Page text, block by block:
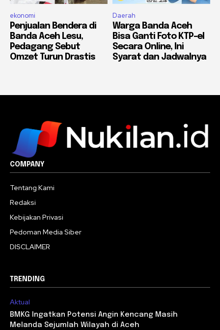
ekonomi
Penjualan Bendera di
Banda Aceh Lesu,
Pedagang Sebut
Omzet Turun Drastis
Daerah
Warga Banda Aceh
Bisa Ganti Foto KTP-el
Secara Online, Ini
Syarat dan Jadwalnya
COMPANY
Tentang Kami
Redaksi
Kebijakan Privasi
Pedoman Media Siber
DISCLAIMER
TRENDING
Aktual
BMKG Ingatkan Potensi Angin Kencang Masih
Melanda Sejumlah Wilayah di Aceh